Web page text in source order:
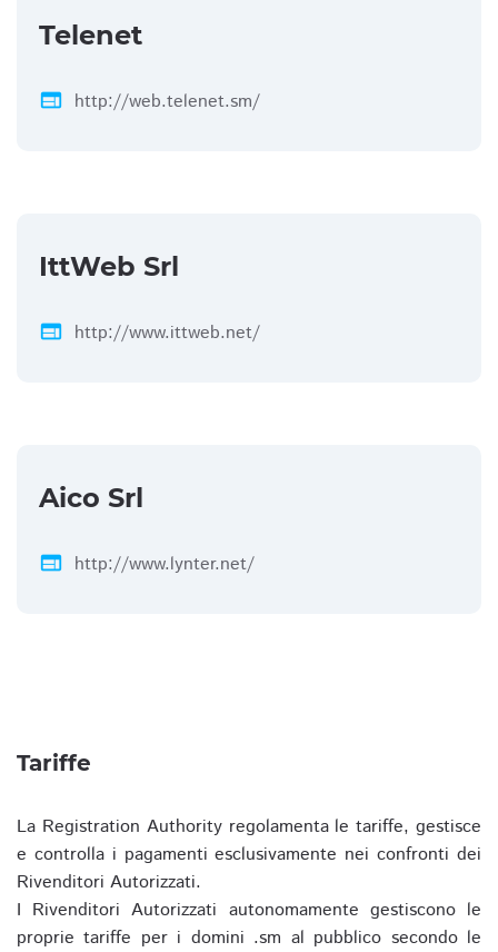
Telenet
web http://web.telenet.sm/
IttWeb Srl
web http://www.ittweb.net/
Aico Srl
web http://www.lynter.net/
Tariffe
La Registration Authority regolamenta le tariffe, gestisce
e controlla i pagamenti esclusivamente nei confronti dei
Rivenditori Autorizzati.
I Rivenditori Autorizzati autonomamente gestiscono le
proprie tariffe per i domini .sm al pubblico secondo le